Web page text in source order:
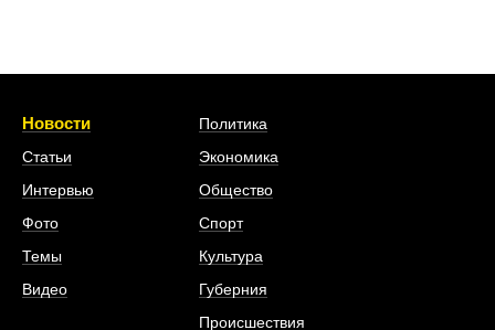
Новости
Статьи
Интервью
Фото
Темы
Видео
Политика
Экономика
Общество
Спорт
Культура
Губерния
Происшествия